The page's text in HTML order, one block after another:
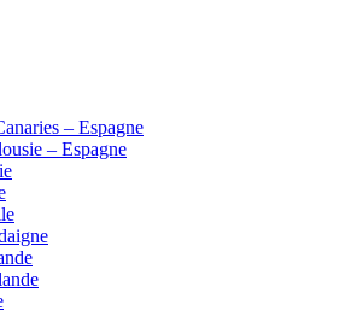
– Espagne
– Espagne